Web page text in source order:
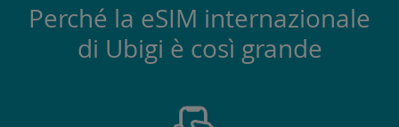
Perché la eSIM internazionale
di Ubigi è così grande